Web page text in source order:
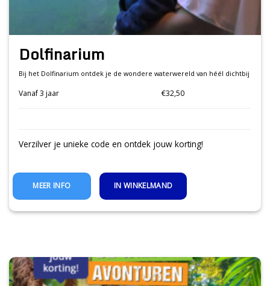
Dolfinarium
Bij het Dolfinarium ontdek je de wondere waterwereld van héél dichtbij
Vanaf 3 jaar €32,50
Verzilver je unieke code en ontdek jouw korting!
IN WINKELMAND
MEER INFO